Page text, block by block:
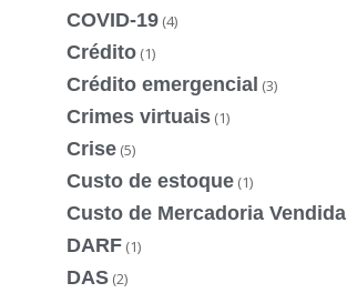
COVID-19 (4)
Crédito (1)
Crédito emergencial (3)
Crimes virtuais (1)
Crise (5)
Custo de estoque (1)
Custo de Mercadoria Vendida
DARF (1)
DAS (2)